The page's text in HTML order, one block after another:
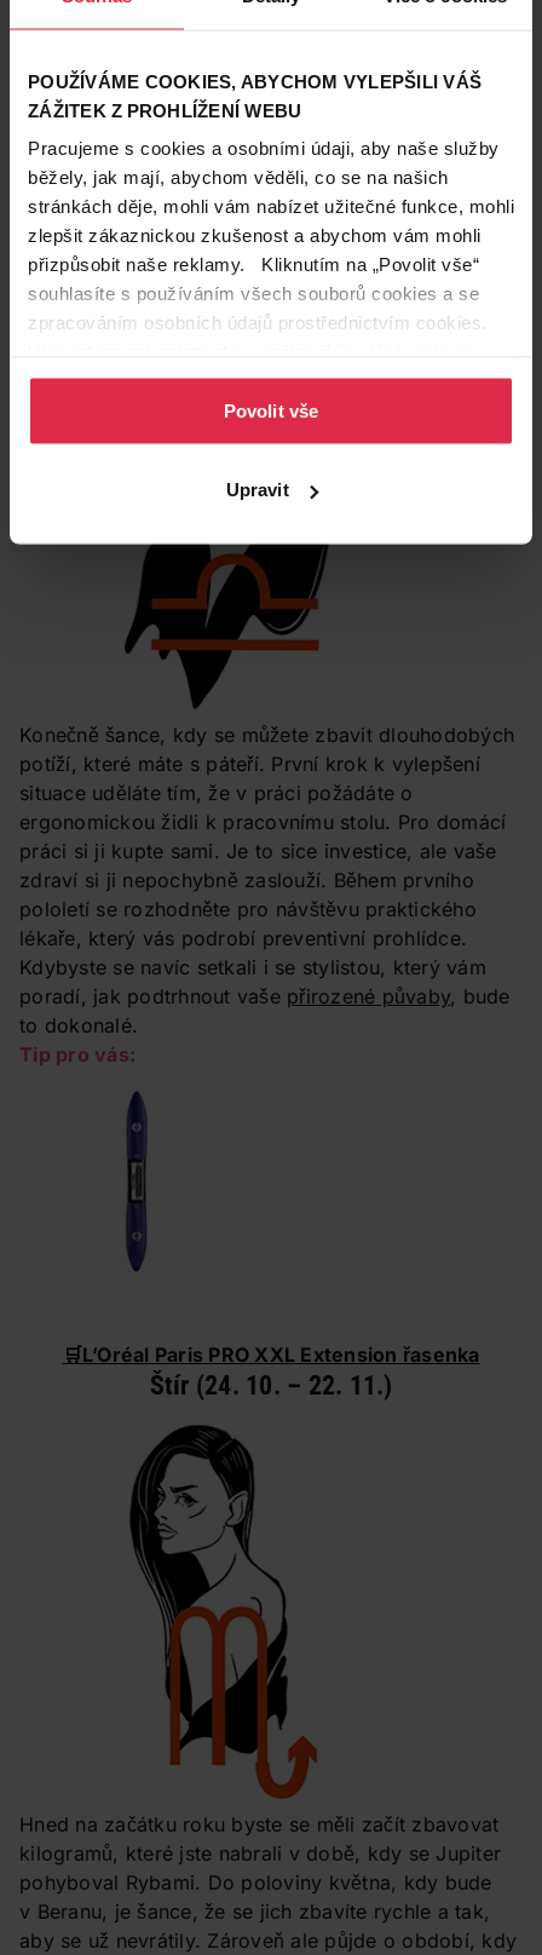
POUŽÍVÁME COOKIES, ABYCHOM VYLEPŠILI VÁŠ
ZÁŽITEK Z PROHLÍŽENÍ WEBU
Pracujeme s cookies a osobními údaji, aby naše služby
běžely, jak mají, abychom věděli, co se na našich
stránkách děje, mohli vám nabízet užitečné funkce, mohli
zlepšit zákaznickou zkušenost a abychom vám mohli
přizpůsobit naše reklamy. Kliknutím na „Povolit vše“
souhlasíte s používáním všech souborů cookies a se
zpracováním osobních údajů prostřednictvím cookies.
osobních údajů.
Povolit vše
Upravit
🛒Topnatur Low Carb Müsli srdcem
Váhy (23. 9. – 23. 10.)
Konečně šance, kdy se můžete zbavit dlouhodobých
potíží, které máte s páteří. První krok k vylepšení
situace uděláte tím, že v práci požádáte o
ergonomickou židli k pracovnímu stolu. Pro domácí
práci si ji kupte sami. Je to sice investice, ale vaše
zdraví si ji nepochybně zaslouží. Během prvního
pololetí se rozhodněte pro návštěvu praktického
lékaře, který vás podrobí preventivní prohlídce.
Kdybyste se navíc setkali i se stylistou, který vám
poradí, jak podtrhnout vaše přirozené půvaby, bude
to dokonalé.
Tip pro vás:
🛒L’Oréal Paris PRO XXL Extension řasenka
Štír (24. 10. – 22. 11.)
Hned na začátku roku byste se měli začít zbavovat
kilogramů, které jste nabrali v době, kdy se Jupiter
pohyboval Rybami. Do poloviny května, kdy bude
v Beranu, je šance, že se jich zbavíte rychle a tak,
aby se už nevrátily. Zároveň ale půjde o období, kdy